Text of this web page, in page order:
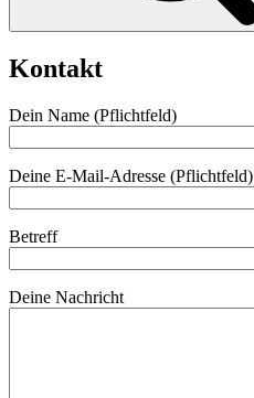
Kontakt
Dein Name (Pflichtfeld)
Deine E-Mail-Adresse (Pflichtfeld)
Betreff
Deine Nachricht